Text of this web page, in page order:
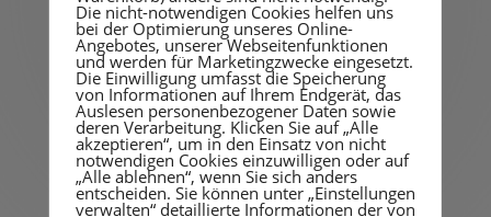
und Netzwerk einwandfrei funktionieren,
verhindern das Auftauchen von Risiken und
halten Ihre Systeme inkl. Updates auf dem
aktuellen Stand.
Die nicht-notwendigen Cookies helfen uns
bei der Optimierung unseres Online-
Angebotes, unserer Webseitenfunktionen
und werden für Marketingzwecke eingesetzt.
Die Einwilligung umfasst die Speicherung
von Informationen auf Ihrem Endgerät, das
Auslesen personenbezogener Daten sowie
deren Verarbeitung. Klicken Sie auf „Alle
akzeptieren“, um in den Einsatz von nicht
notwendigen Cookies einzuwilligen oder auf
„Alle ablehnen“, wenn Sie sich anders
entscheiden. Sie können unter „Einstellungen
verwalten“ detaillierte Informationen der von